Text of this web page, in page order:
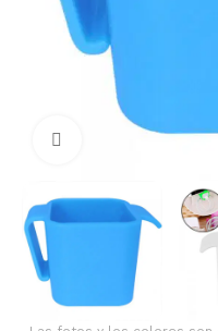
Clic para ampliar